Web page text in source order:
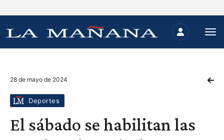
28 de mayo de 2024
Deportes
El sábado se habilitan las